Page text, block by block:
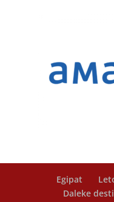
Egipat
Daleke